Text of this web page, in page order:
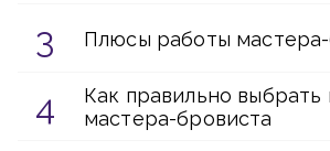
Плюсы работы
Как правильно выбрать
мастера-бровиста